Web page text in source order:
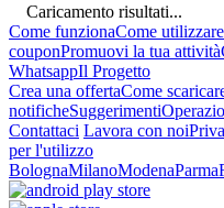
Caricamento risultati...
Come funzionaCome
couponPromuovi la tua attività
WhatsappIl Progetto
Crea una offertaCome
notificheSuggerimenti
Contattaci Lavora con noi
per l'utilizzo
BolognaMilanoModenaParma